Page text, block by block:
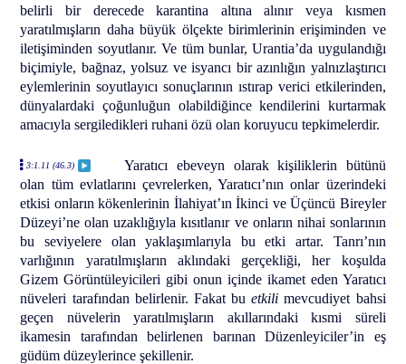
belirli bir derecede karantina altına alınır veya kısmen
yaratılmışların daha büyük ölçekte birimlerinin erişiminden ve
iletişiminden soyutlanır. Ve tüm bunlar, Urantia’da uygulandığı
biçimiyle, bağnaz, yolsuz ve isyancı bir azınlığın yalnızlaştırıcı
eylemlerinin soyutlayıcı sonuçlarının ıstırap verici etkilerinden,
dünyalardaki çoğunluğun olabildiğince kendilerini kurtarmak
amacıyla sergiledikleri ruhani özü olan koruyucu tepkimelerdir.
3:1.11 (46.3)
Yaratıcı ebeveyn olarak kişiliklerin bütünü
olan tüm evlatlarını çevrelerken, Yaratıcı’nın onlar üzerindeki
etkisi onların kökenlerinin İlahiyat’ın İkinci ve Üçüncü Bireyler
Düzeyi’ne olan uzaklığıyla kısıtlanır ve onların nihai sonlarının
bu seviyelere olan yaklaşımlarıyla bu etki artar. Tanrı’nın
varlığının yaratılmışların aklındaki gerçekliği, her koşulda
Gizem Görüntüleyicileri gibi onun içinde ikamet eden Yaratıcı
nüveleri tarafından belirlenir. Fakat buetkili mevcudiyet bahsi
geçen nüvelerin yaratılmışların akıllarındaki kısmi süreli
ikamesin tarafından belirlenen barınan Düzenleyiciler’in eş
güdüm düzeylerince şekillenir.